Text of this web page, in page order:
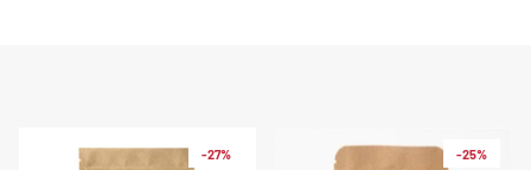
-27% -25%